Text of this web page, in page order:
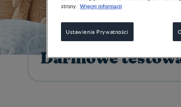
Darmowe
strony. Więcej informacji
Ustawienia Prywatności